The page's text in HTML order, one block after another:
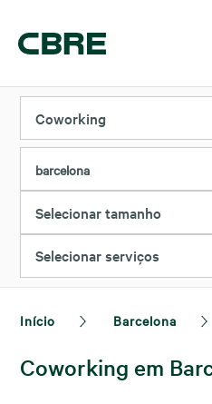
Coworking
barcelona
Selecionar tamanho
Selecionar serviços
Início Barcelona
Coworking em